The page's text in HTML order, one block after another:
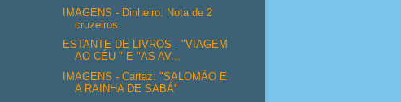
IMAGENS - Dinheiro: Nota de 2
cruzeiros
ESTANTE DE LIVROS - "VIAGEM
AO CÉU " E "AS AV...
IMAGENS - Cartaz: "SALOMÃO E
A RAINHA DE SABÁ"